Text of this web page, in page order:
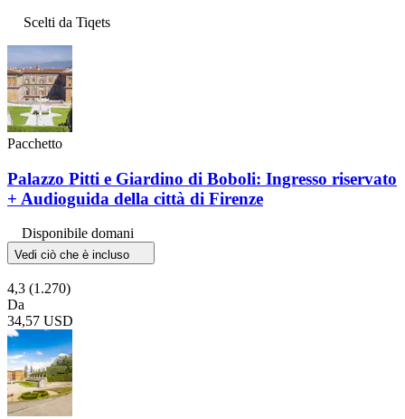
Scelti da Tiqets
Pacchetto
Palazzo Pitti e Giardino di Boboli: Ingresso riservato
+ Audioguida della città di Firenze
Disponibile domani
Vedi ciò che è incluso
4,3 (1.270)
Da
34,57 USD